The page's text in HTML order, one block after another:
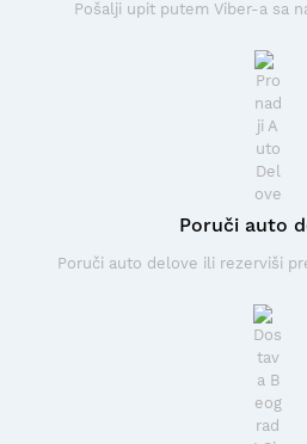
Pošalji upit putem Viber-a sa
Poruči auto
Poruči auto delove ili rezerviši